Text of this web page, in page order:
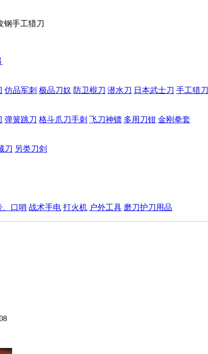
钢手工猎刀
仿品军刺 极品刀奴 防卫棍刀 潜水刀 日本武士刀 手工猎刀
弹簧跳刀 格斗爪刀手刺 飞刀神镖 多用刀钳 金刚拳套
刀 另类刀剑
、口哨 战术手电 打火机 户外工具 磨刀护刀用品